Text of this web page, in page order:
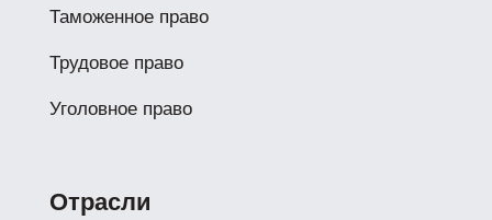
Таможенное право
Трудовое право
Уголовное право
Отрасли